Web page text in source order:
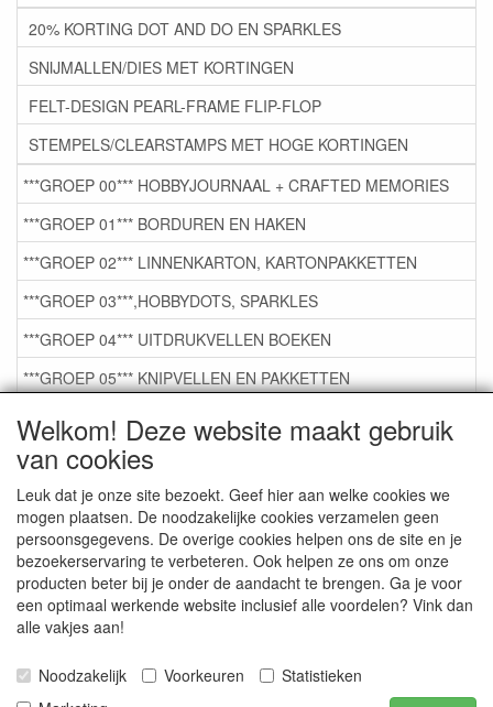
Welkom! Deze website maakt gebruik
van cookies
Leuk dat je onze site bezoekt. Geef hier aan welke cookies we
mogen plaatsen. De noodzakelijke cookies verzamelen geen
persoonsgegevens. De overige cookies helpen ons de site en je
bezoekerservaring te verbeteren. Ook helpen ze ons om onze
producten beter bij je onder de aandacht te brengen. Ga je voor
een optimaal werkende website inclusief alle voordelen? Vink dan
alle vakjes aan!
Noodzakelijk Voorkeuren
Statistieken
20% KORTING DOT AND DO EN SPARKLES
SNIJMALLEN/DIES MET KORTINGEN
FELT-DESIGN PEARL-FRAME FLIP-FLOP
STEMPELS/CLEARSTAMPS MET HOGE KORTINGEN
***GROEP 00*** HOBBYJOURNAAL + CRAFTED MEMORIES
***GROEP 01*** BORDUREN EN HAKEN
***GROEP 02*** LINNENKARTON, KARTONPAKKETTEN
***GROEP 03***,HOBBYDOTS, SPARKLES
***GROEP 04*** UITDRUKVELLEN BOEKEN
***GROEP 05*** KNIPVELLEN EN PAKKETTEN
***GROEP 06*** TAPE/LIJM SNIJMALLEN STEMPELS
***GROEP 07*** KAARTEN +SCRAP TOEBEHOREN
***GROEP 08*** TEKENEN EN KLEUREN, GELPEN,MARKER
***GROEP 09*** KRALEN EN TOEBEHOREN
***GROEP 10*** WENSKAARTEN MET ENV. €0,75
Service
Artikelgroepen